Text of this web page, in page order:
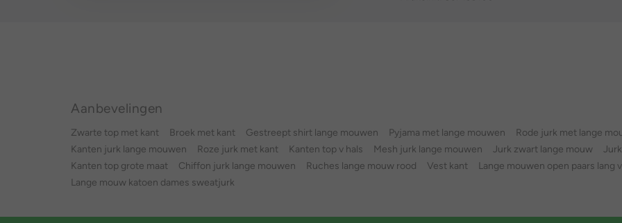
Aanbevelingen
Zwarte top met kant Broek met kant Gestreept shirt lange mouwen Pyjama met lange mouwen Rode jurk met lange
Kanten jurk lange mouwen
Roze jurk met kant Kanten top v hals Mesh jurk lange mouwen Jurk zwart lange mouw
Kanten top grote maat
Chiffon jurk lange mouwen Ruches lange mouw rood Vest kant Lange mouwen open paars lang
Lange mouw katoen dames sweatjurk